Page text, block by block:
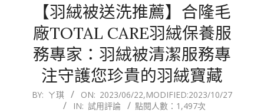
【羽絨被送洗推薦】合隆毛
廠TOTAL CARE羽絨保養服
務專家：羽絨被清潔服務專
注守護您珍貴的羽絨寶藏
2023-
BY: ㄚ琪 ON: 2023/06/22,MODIFIED:2023/10/27
IN: 試用評論 點閱人數：1,497次